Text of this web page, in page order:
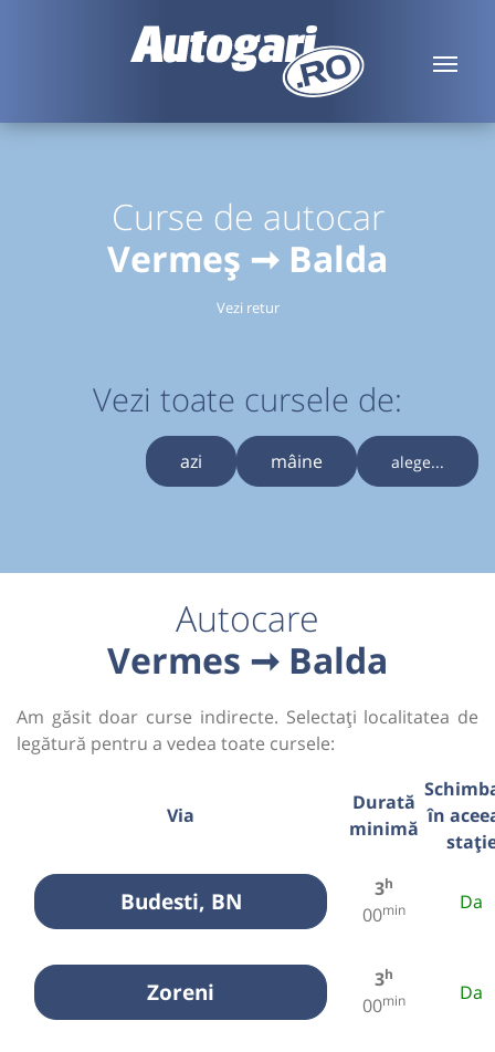
Curse de autocar
Vermeș ➞ Balda
Vezi retur
Vezi toate cursele de:
azi mâine alege...
Autocare
Vermes ➞ Balda
Am găsit doar curse indirecte. Selectați localitatea de
legătură pentru a vedea toate cursele:
Via
Durată
minimă
în
Budesti, BN 3h
00min Da
Zoreni 3h
00min Da